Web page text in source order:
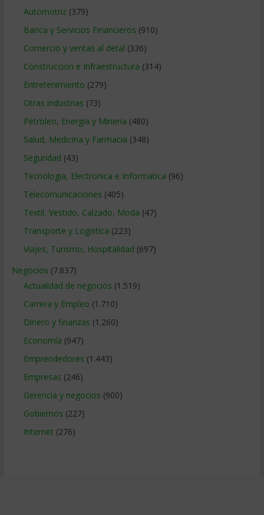
Automotriz(379)
Banca y Servicios Financieros (910)
Comercio y ventas al detal (336)
Construccion e Infraestructura (314)
Entretenimiento (279)
Otras industrias (73)
Petroleo, Energia y Mineria (480)
Salud, Medicina y Farmacia (348)
Seguridad (43)
Tecnologia, Electronica e Informatica (96)
Telecomunicaciones (405)
Textil, Vestido, Calzado, Moda (47)
Transporte y Logistica (223)
Viajes, Turismo, Hospitalidad (697)
Negocios (7.837)
Actualidad de negocios (1.519)
Carrera y Empleo (1.710)
Dinero y finanzas (1.260)
Economía (947)
Emprendedores (1.443)
Empresas (246)
Gerencia y negocios (900)
Gobiernos (227)
Internet (276)